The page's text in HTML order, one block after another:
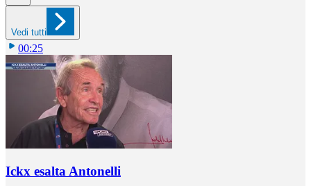
Vedi tutti
00:25
Ickx esalta Antonelli